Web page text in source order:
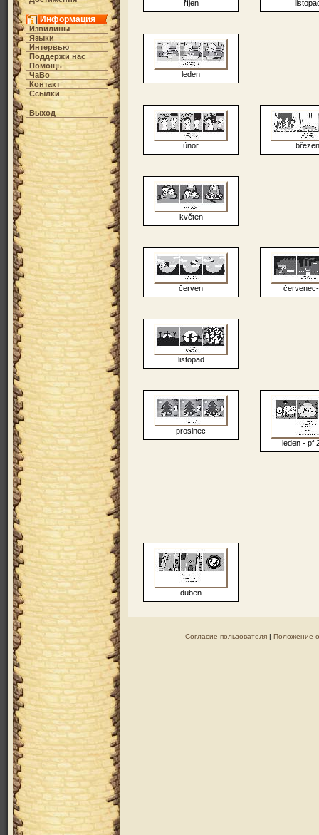
Информация
Извилины
Языки
Интервью
Поддержи нас
Помощь
ЧаВо
Контакт
Ссылки
Выход
říjen
leden
únor březen
květen
červen
listopad
prosinec
leden - pf
duben
Согласие пользователя| Положение